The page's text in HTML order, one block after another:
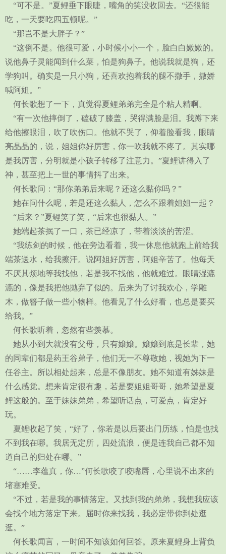
“可不是。”夏鲤垂下眼睫，嘴角的笑没收回去。“还很能
吃，一天要吃四五顿呢。”
“那岂不是大胖子？”
“这倒不是。他很可爱，小时候小小一个，脸白白嫩嫩的。
说他鼻子灵能闻到什么菜，怕是狗鼻子。他说我就是狗，还
学狗叫。确实是一只小狗，还喜欢抱着我的腿不撒手，撒娇
喊阿姐。”
何长歌想了一下，真觉得夏鲤弟弟完全是个粘人精啊。
“有一次他摔倒了，磕破了膝盖，哭得满脸是泪。我蹲下来
给他擦眼泪，吹了吹伤口。他就不哭了，仰着脸看我，眼睛
亮晶晶的，说，姐姐你好厉害，你一吹我就不疼了。其实哪
是我厉害，分明就是小孩子转移了注意力。”夏鲤讲得入了
神，甚至把上一世的事情抖了出来。
何长歌问：“那你弟弟后来呢？还这么黏你吗？”
她在问什么呢，若是还这么黏人，怎么不跟着姐姐一起？
“后来？”夏鲤笑了笑，“后来也很黏人。”
她端起茶抿了一口，茶已经凉了，带着淡淡的苦涩。
“我练剑的时候，他在旁边看着，我一休息他就跑上前给我
端茶送水，给我擦汗。说阿姐好厉害，阿姐辛苦了。他每天
不厌其烦地等我找他，若是我不找他，他就难过。眼睛湿漉
漉的，像是我把他抛弃了似的。后来为了讨我欢心，学雕
木，做簪子做一些小物样。他看见了什么好看，也总是要买
给我。”
何长歌听着，忽然有些羡慕。
她从小到大就没有父母，只有嬢嬢。嬢嬢到底是长辈，她
的同辈们都是药王谷弟子，他们无一不尊敬她，视她为下一
任谷主。所以相处起来，总是不像朋友。她不知道有姊妹是
什么感觉。想来肯定很有趣，若是要姐姐哥哥，她希望是夏
鲤这般的。至于妹妹弟弟，希望听话点，可爱点，肯定好
玩。
夏鲤收起了笑，“好了，你若是以后要出门历练，怕是也找
不到我在哪。我居无定所，四处流浪，便是连我自己都不知
道自己的归处在哪。”
“……李蕴真，你…”何长歌咬了咬嘴唇，心里说不出来的
堵塞难受。
“不过，若是我的事情落定。又找到我的弟弟，我想我应该
会找个地方落定下来。届时你来找我，我必定带你到处逛
逛。”
何长歌闻言，一时间不知该如何回答。原来夏鲤身上背负